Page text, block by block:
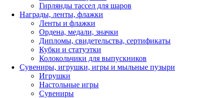
Гирлянды тассел для шаров
Награды, ленты, флажки
Ленты и флажки
Ордена, медали, значки
Дипломы, свидетельства, сертификаты
Кубки и статуэтки
Колокольчики для выпускников
Сувениры, игрушки, игры и мыльные пузыри
Игрушки
Настольные игры
Сувениры